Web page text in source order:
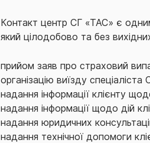
Контакт центр СГ «ТАС» є одним
який цілодобово та без
прийом заяв про страховий
організацію виїзду
надання інформації клієнту
надання інформації щодо дій
надання юридичних
надання технічної допомоги